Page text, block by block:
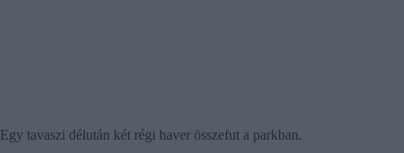
Egy tavaszi délután két régi haver összefut a parkban.